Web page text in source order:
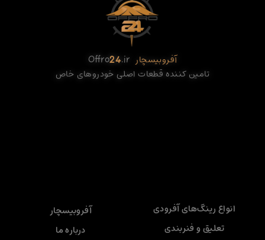
آفروبیسچار Offro24.ir
تامین کننده قطعات اصلی خودروهای خاص
انواع رینگ‌های آفرودی
تعلیق و فنربندی
آفروبیسچار
درباره ما